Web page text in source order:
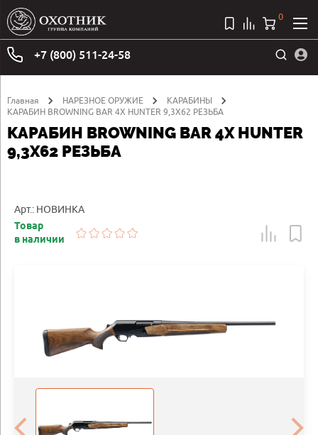
+7 (800) 511-24-58
0
Главная НАРЕЗНОЕ ОРУЖИЕ
КАРАБИНЫ
КАРАБИН BROWNING BAR 4X HUNTER 9,3X62 РЕЗЬБА
КАРАБИН BROWNING BAR 4X HUNTER
9,3X62 РЕЗЬБА
Арт.: НОВИНКА
Товар
в наличии